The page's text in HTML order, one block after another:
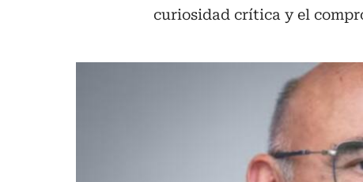
curiosidad crítica y el